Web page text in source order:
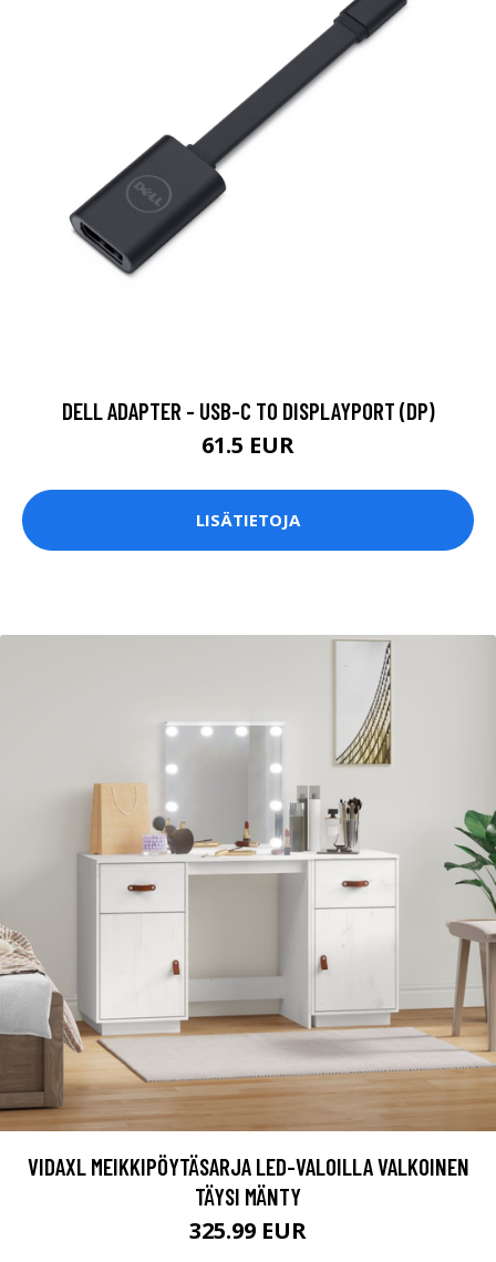
DELL ADAPTER - USB-C TO DISPLAYPORT (DP)
61.5 EUR
LISÄTIETOJA
VIDAXL MEIKKIPÖYTÄSARJA LED-VALOILLA VALKOINEN
TÄYSI MÄNTY
325.99 EUR